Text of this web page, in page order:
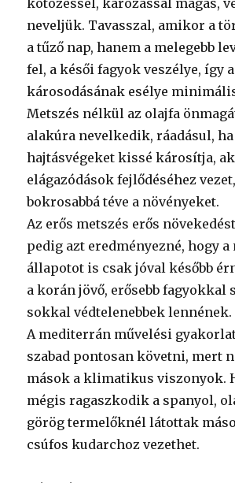
kötözéssel, karózással magas,
neveljük. Tavasszal, amikor a
a tűző nap, hanem a melegebb
fel, a késői fagyok veszélye, így
károsodásának esélye
Metszés nélkül az olajfa
alakúra nevelkedik, ráadásul, ha
hajtásvégeket kissé károsítja,
elágazódások fejlődéséhez
bokrosabbá téve a növényeket.
Az erős metszés erős
pedig azt eredményezné, hogy
állapotot is csak jóval később
a korán jövő, erősebb fagyokkal
sokkal védtelenebbek lennének.
A mediterrán művelési
szabad pontosan követni, mert
mások a klimatikus viszonyok.
mégis ragaszkodik a spanyol,
görög termelőknél látottak
csúfos kudarchoz vezethet.